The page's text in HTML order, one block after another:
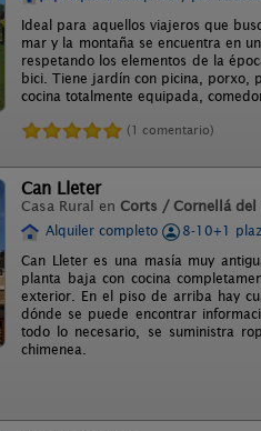
Ideal para aquellos viajeros que
mar y la montaña se encuentra en
respetando los elementos de la
bici. Tiene jardín con picina, porxo,
cocina totalmente equipada,
(1 comentario)
Can Lleter
Casa Rural en Corts / Cornellá del
Alquiler completo
8-10+1
Can Lleter es una masía muy
planta baja con cocina
exterior. En el piso de arriba hay
dónde se puede encontrar
todo lo necesario, se suministra
chimenea.